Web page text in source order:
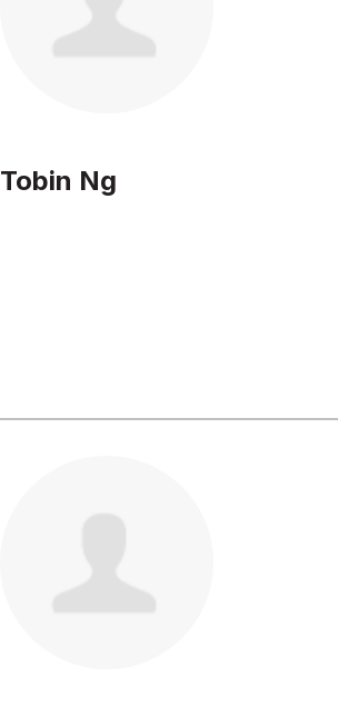
Tobin Ng